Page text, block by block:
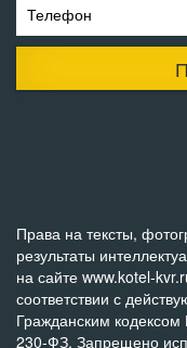
Телефон
Права на тексты,
результаты
на сайте www.kotel-
соответствии с
Гражданским
230-ФЗ. Запрещено